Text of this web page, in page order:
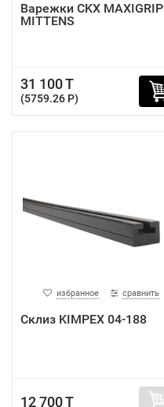
Варежки CKX MAXIGRIP
MITTENS
31 100 T
(5759.26 P)
избранное сравнить
Склиз KIMPEX 04-188
12 700 T